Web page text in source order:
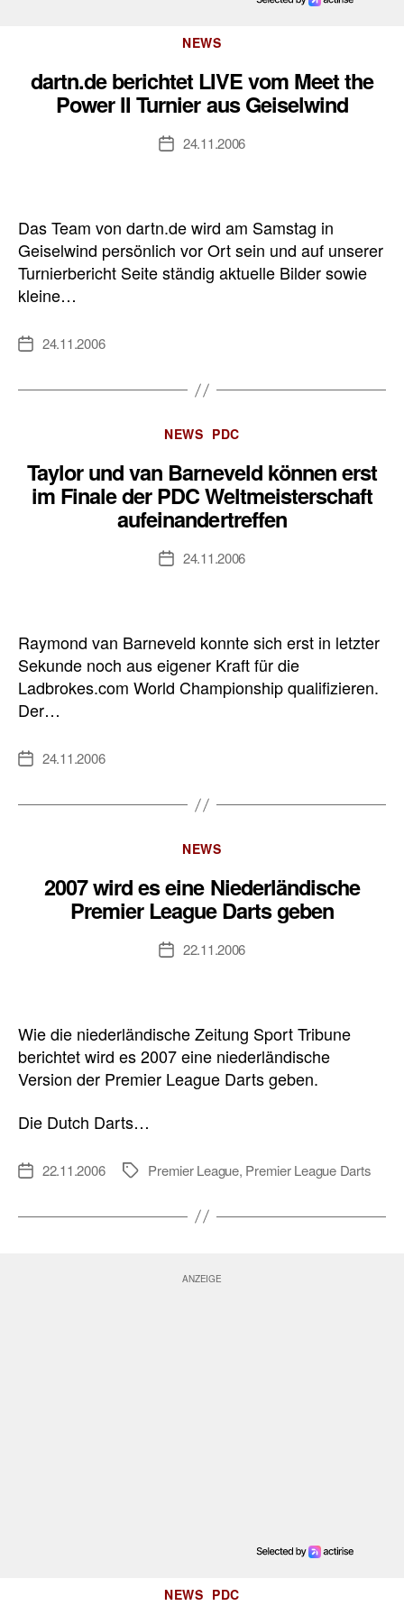
Kategorien
NEWS
dartn.de berichtet LIVE vom Meet the
Power II Turnier aus Geiselwind
Veröffentlichungsdatum
24.11.2006
Das Team von dartn.de wird am Samstag in
Geiselwind persönlich vor Ort sein und auf unserer
Turnierbericht Seite ständig aktuelle Bilder sowie
kleine…
Veröffentlichungsdatum
24.11.2006
Kategorien
NEWS PDC
Taylor und van Barneveld können erst
im Finale der PDC Weltmeisterschaft
aufeinandertreffen
Veröffentlichungsdatum
24.11.2006
Raymond van Barneveld konnte sich erst in letzter
Sekunde noch aus eigener Kraft für die
Ladbrokes.com World Championship qualifizieren.
Der…
Veröffentlichungsdatum
24.11.2006
Kategorien
NEWS
2007 wird es eine Niederländische
Premier League Darts geben
Veröffentlichungsdatum
22.11.2006
Wie die niederländische Zeitung Sport Tribune
berichtet wird es 2007 eine niederländische
Version der Premier League Darts geben.
Die Dutch Darts…
Veröffentlichungsdatum
22.11.2006 Schlagwörter
Premier League, Premier League Darts
Kategorien
NEWS PDC